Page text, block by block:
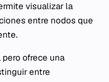
visualizar la
entre nodos que
ofrece una
entre